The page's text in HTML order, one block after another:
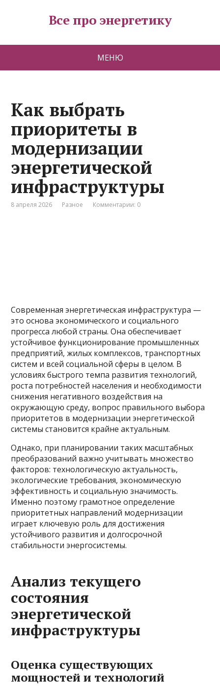
Все про энергетику
МЕНЮ
Как выбрать
приоритеты в
модернизации
энергетической
инфраструктуры
8 апреля 2026 Разное Комментарии: 0
Современная энергетическая инфраструктура —
это основа экономического и социального
прогресса любой страны. Она обеспечивает
устойчивое функционирование промышленных
предприятий, жилых комплексов, транспортных
систем и всей социальной сферы в целом. В
условиях быстрого темпа развития технологий,
роста потребностей населения и необходимости
снижения негативного воздействия на
окружающую среду, вопрос правильного выбора
приоритетов в модернизации энергетической
системы становится крайне актуальным.
Однако, при планировании таких масштабных
преобразований важно учитывать множество
факторов: технологическую актуальность,
экологические требования, экономическую
эффективность и социальную значимость.
Именно поэтому грамотное определение
приоритетных направлений модернизации
играет ключевую роль для достижения
устойчивого развития и долгосрочной
стабильности энергосистемы.
Анализ текущего
состояния
энергетической
инфраструктуры
Оценка существующих
мощностей и технологий